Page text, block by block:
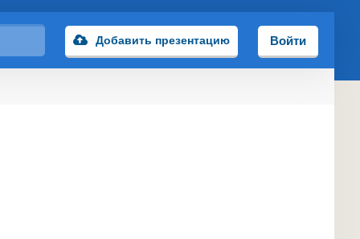
Добавить презентацию Войти